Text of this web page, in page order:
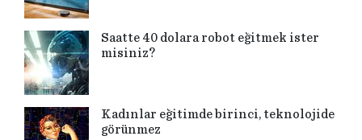
Saatte 40 dolara robot eğitmek ister
misiniz?
Kadınlar eğitimde birinci, teknolojide
görünmez